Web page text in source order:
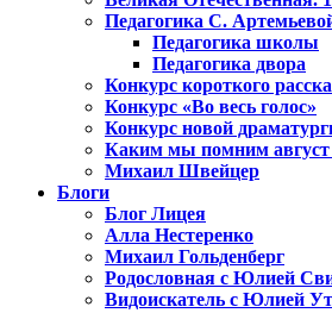
Педагогика С.
Педагогика школы
Педагогика двора
Конкурс короткого
Конкурс «Во весь голос»
Конкурс новой
Каким мы помним август
Михаил Швейцер
Блоги
Блог Лицея
Алла Нестеренко
Михаил Гольденберг
Родословная с Юлией
Видоискатель с Юлией